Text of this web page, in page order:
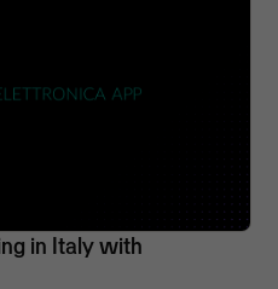
in Italy with